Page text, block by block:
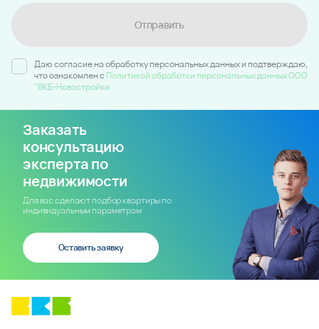
Отправить
Даю согласие на обработку персональных данных и подтверждаю,
что ознакомлен c Политикой обработки персональных данных ООО
"ВКБ-Новостройки
Заказать
консультацию
эксперта по
недвижимости
Для вас сделают подбор квартиры по
индивидуальным параметрам
Оставить заявку